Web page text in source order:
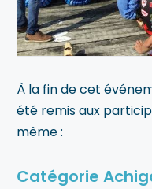
À la fin de cet
été remis aux
même :
Catégorie